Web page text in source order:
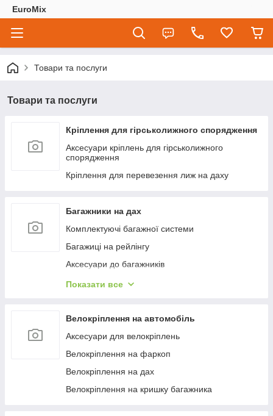
EuroMix
Товари та послуги
Товари та послуги
Кріплення для гірськолижного спорядження
Аксесуари кріплень для гірськолижного
спорядження
Кріплення для перевезення лиж на даху
Багажники на дах
Комплектуючі багажної системи
Багажиці на рейлінгу
Аксесуари до багажників
Багажиці в штатне місце
Багажиці на інтегровані рейлінги
Багажники на водості
Показати все
Велокріплення на автомобіль
Аксесуари для велокріплень
Велокріплення на фаркоп
Велокріплення на дах
Велокріплення на кришку багажника